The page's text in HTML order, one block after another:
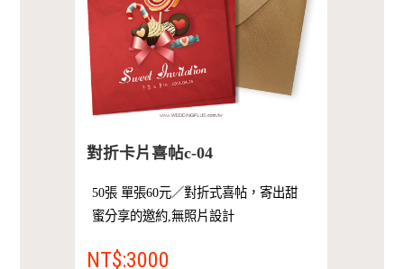
對折卡片喜帖c-04
50張 單張60元／對折式喜帖，寄出甜
蜜分享的邀約,無照片設計
NT$:3000